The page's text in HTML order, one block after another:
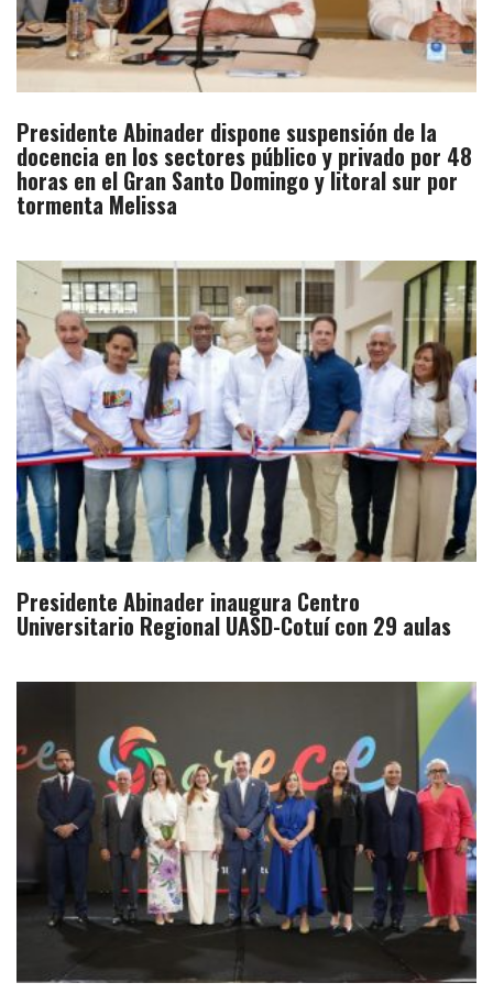
Presidente Abinader dispone suspensión de la
docencia en los sectores público y privado por 48
horas en el Gran Santo Domingo y litoral sur por
tormenta Melissa
Presidente Abinader inaugura Centro
Universitario Regional UASD-Cotuí con 29 aulas